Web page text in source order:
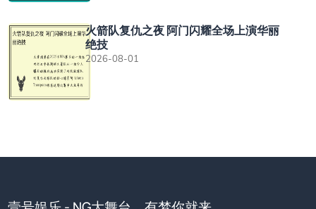
火箭队复仇之夜 阿门闪耀全场上演华丽
绝技
2026-08-01